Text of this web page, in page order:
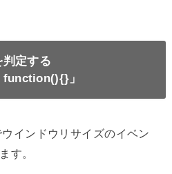
定する
function(){}」
インドウリサイズのイベン
す。